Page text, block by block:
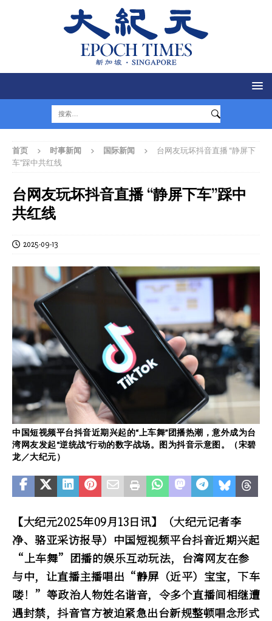
首页 时事新闻 国际新闻
台网友玩坏抖音直播 “静屏下
车”踩中共红线
台网友玩坏抖音直播 “静屏下车”踩中
共红线
2025-09-13
中国短视频平台抖音近期兴起的“上车舞”团播热潮，意外成为台
湾网友发起“逆统战”行动的数字战场。图为抖音示意图。（宋碧
龙／大纪元）
【大纪元2025年09月13日讯】（大纪元记者李
净、骆亚采访报导）中国短视频平台抖音近期兴起
“上车舞”团播的娱乐互动玩法，台湾网友在参
与中，让直播主播唱出“静屏（近平）宝宝，下车
喽！”等政治人物姓名谐音，令多个直播间相继遭
遇封禁，抖音官方被迫紧急出台新规整顿唱念形式